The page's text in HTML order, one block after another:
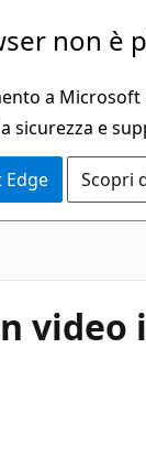
non è
a
sicurezza e
Edge Scopri
video